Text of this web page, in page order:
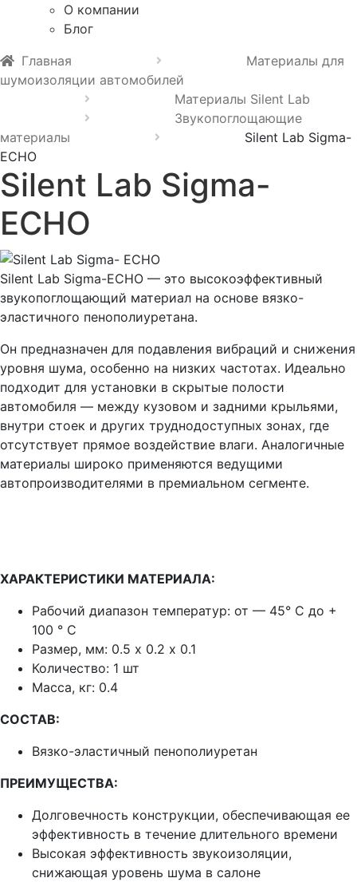
О компании
Блог
Главная
Материалы для
шумоизоляции автомобилей
Материалы Silent Lab
Звукопоглощающие
материалы
Silent Lab Sigma-
ECHO
Silent Lab Sigma-
ECHO
Silent Lab Sigma-ECHO — это высокоэффективный
звукопоглощающий материал на основе вязко-
эластичного пенополиуретана.
Он предназначен для подавления вибраций и снижения
уровня шума, особенно на низких частотах. Идеально
подходит для установки в скрытые полости
автомобиля — между кузовом и задними крыльями,
внутри стоек и других труднодоступных зонах, где
отсутствует прямое воздействие влаги. Аналогичные
материалы широко применяются ведущими
автопроизводителями в премиальном сегменте.
ХАРАКТЕРИСТИКИ МАТЕРИАЛА:
Рабочий диапазон температур: от — 45° C до +
100 ° C
Размер, мм: 0.5 х 0.2 х 0.1
Количество: 1 шт
Масса, кг: 0.4
СОСТАВ:
Вязко-эластичный пенополиуретан
ПРЕИМУЩЕСТВА:
Долговечность конструкции, обеспечивающая ее
эффективность в течение длительного времени
Высокая эффективность звукоизоляции,
снижающая уровень шума в салоне